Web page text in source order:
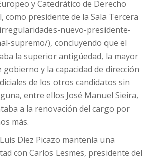
y Catedrático de Derecho
como presidente de la Sala Tercera
nuevo-presidente-
supremo/), concluyendo que el
la superior antigüedad, la mayor
gobierno y la capacidad de dirección
de los otros candidatos sin
entre ellos José Manuel Sieira,
a la renovación del cargo por
más.
Díez Picazo mantenía una
con Carlos Lesmes, presidente del